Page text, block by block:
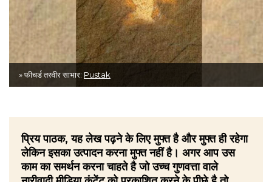
» फीचर्ड तस्वीर साभार: Pustak
प्रिय पाठक, यह लेख पढ़ने के लिए मुफ्त है और मुफ्त ही रहेगा
लेकिन इसका उत्पादन करना मुफ्त नहीं है। अगर आप उस
काम का समर्थन करना चाहते है जो उच्च गुणवत्ता वाले